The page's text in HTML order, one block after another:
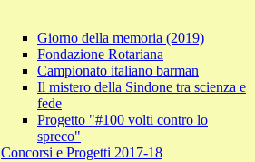
Giorno della memoria (2019)
Fondazione Rotariana
Campionato italiano barman
Il mistero della Sindone tra scienza e
fede
Progetto "#100 volti contro lo
spreco"
Concorsi e Progetti 2017-18